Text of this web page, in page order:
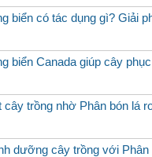
biển có tác dụng gì? Giải
biển Canada giúp cây
cây trồng nhờ Phân bón lá
dưỡng cây trồng với Phân